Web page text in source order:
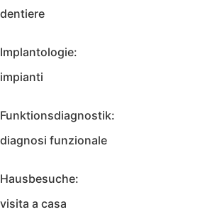
dentiere
Implantologie:
impianti
Funktionsdiagnostik:
diagnosi funzionale
Hausbesuche:
visita a casa